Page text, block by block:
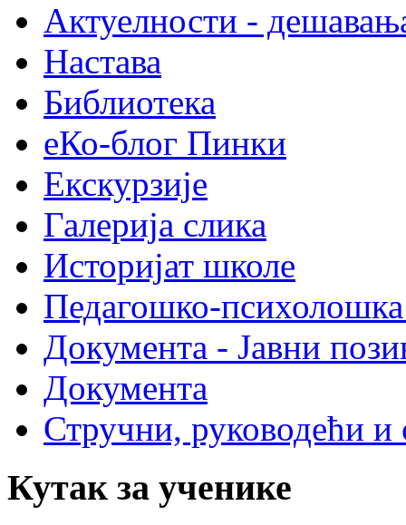
Актуелности -
Настава
Библиотека
еКо-блог Пинки
Екскурзије
Галерија слика
Историјат школе
Педагошко-психолошка
Документа - Јавни
Документа
Стручни, руководећи и
Кутак за ученике